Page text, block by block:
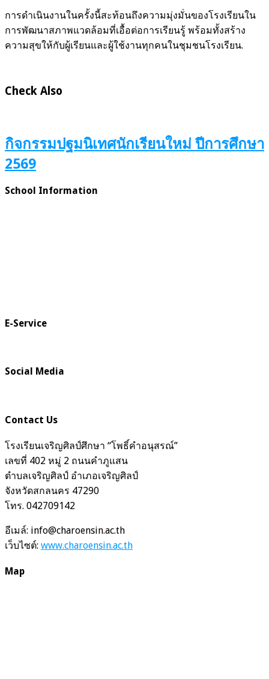
การดำเนินงานในครั้งนี้สะท้อนถึงความมุ่งมั่นของโรงเรียนใน
การพัฒนาสภาพแวดล้อมที่เอื้อต่อการเรียนรู้ พร้อมทั้งสร้าง
ความสุขให้กับผู้เรียนและผู้ใช้งานทุกคนในชุมชนโรงเรียน.
Check Also
กิจกรรมปฐมนิเทศนักเรียนใหม่ ปีการศึกษา
2569
School Information
E-Service
Social Media
Contact Us
โรงเรียนเจริญศิลป์ศึกษา “โพธิ์คำอนุสรณ์”
เลขที่ 402 หมู่ 2 ถนนคำภูแสน
ตำบลเจริญศิลป์ อำเภอเจริญศิลป์
จังหวัดสกลนคร 47290
โทร. 042709142
อีเมล์: info@charoensin.ac.th
เว็บไซต์: www.charoensin.ac.th
Map